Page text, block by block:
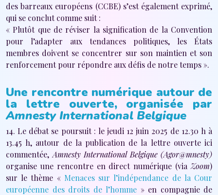
des barreaux européens (CCBE) s’est également exprimé,
qui se conclut comme suit :
« Plutôt que de réviser la signification de la Convention
pour l’adapter aux tendances politiques, les États
membres doivent se concentrer sur son maintien et son
renforcement pour répondre aux défis de notre temps ».
Une rencontre numérique autour de
la lettre ouverte, organisée par
Amnesty International Belgique
14. Le débat se poursuit : le jeudi 12 juin 2025 de 12.30 h à
13.45 h, autour de la publication de la lettre ouverte ici
commentée, Amnesty International Belgique (Agor@mnesty)
organise une rencontre en direct numérique (viaZoom)
sur le thème « Menaces sur l’indépendance de la Cour
européenne des droits de l’homme » en compagnie de